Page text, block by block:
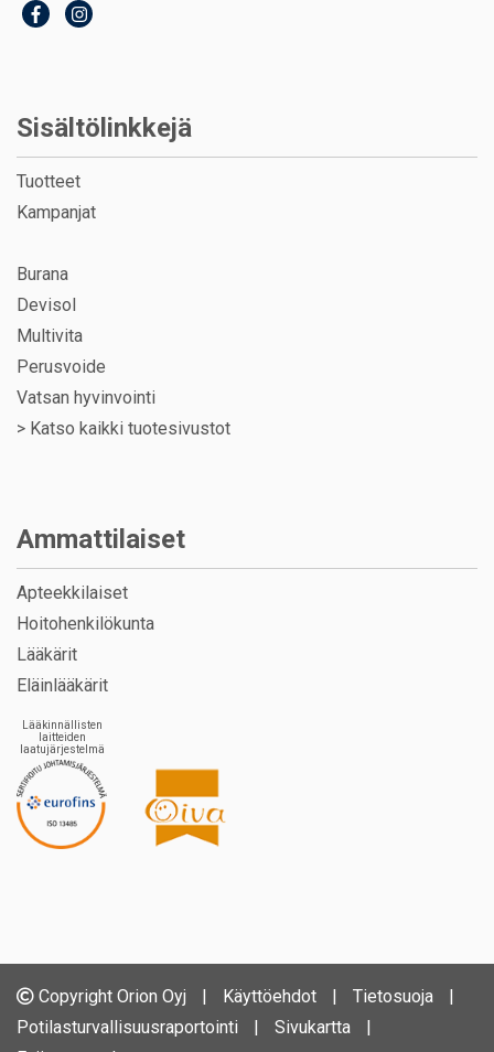
Sisältölinkkejä
Tuotteet
Kampanjat
Burana
Devisol
Multivita
Perusvoide
Vatsan hyvinvointi
> Katso kaikki tuotesivustot
Ammattilaiset
Apteekkilaiset
Hoitohenkilökunta
Lääkärit
Eläinlääkärit
Lääkinnällisten
laitteiden
laatujärjestelmä
Copyright Orion Oyj | Käyttöehdot | Tietosuoja
|
Potilasturvallisuusraportointi
| Sivukartta
|